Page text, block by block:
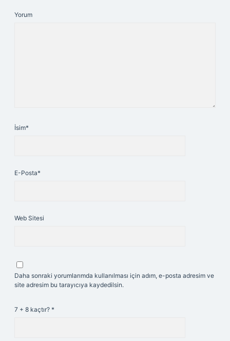
Yorum
İsim*
E-Posta*
Web Sitesi
Daha sonraki yorumlarımda kullanılması için adım, e-posta adresim ve
site adresim bu tarayıcıya kaydedilsin.
7 + 8 kaçtır? *